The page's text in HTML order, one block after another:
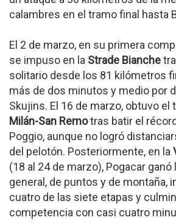
calambres en el tramo final hasta
El 2 de marzo, en su primera
se impuso en la Strade Bianche
solitario desde los 81 kilómetros
más de dos minutos y medio por
Skujins. El 16 de marzo, obtuvo el
Milán-San Remotras batir el
Poggio, aunque no logró
del pelotón. Posteriormente, en la
(18 al 24 de marzo), Pogacar
general, de puntos y de montaña,
cuatro de las siete etapas y
competencia con casi cuatro